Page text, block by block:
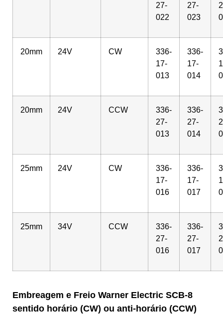
27-
022
27-
023
20mm 24V CW
336-
17-
013
336-
17-
014
20mm 24V CCW
336-
27-
013
336-
27-
014
25mm 24V CW
336-
17-
016
336-
17-
017
25mm 34V CCW
336-
27-
016
336-
27-
017
Embreagem e Freio Warner Electric SCB-8
sentido horário (CW) ou anti-horário (CCW)